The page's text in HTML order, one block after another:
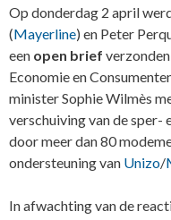
Op donderdag 2 april
(Mayerline) en Peter
een open brief
Economie en
minister Sophie Wilmès
verschuiving van de
door meer dan 80
ondersteuning van Unizo/
In afwachting van de